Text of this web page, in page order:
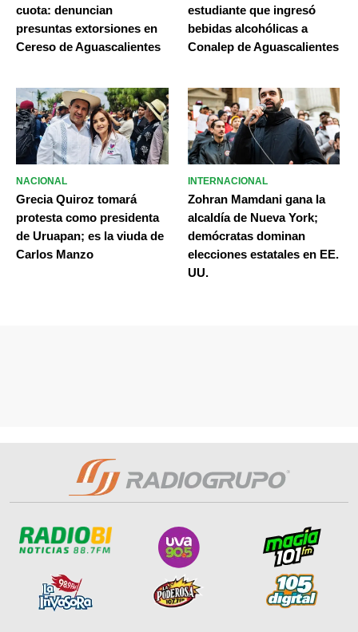
cuota: denuncian
presuntas extorsiones en
Cereso de Aguascalientes
estudiante que ingresó
bebidas alcohólicas a
Conalep de Aguascalientes
NACIONAL
Grecia Quiroz tomará
protesta como presidenta
de Uruapan; es la viuda de
Carlos Manzo
INTERNACIONAL
Zohran Mamdani gana la
alcaldía de Nueva York;
demócratas dominan
elecciones estatales en EE.
UU.